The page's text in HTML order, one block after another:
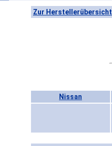
Zur Herstellerübersicht
Nissan